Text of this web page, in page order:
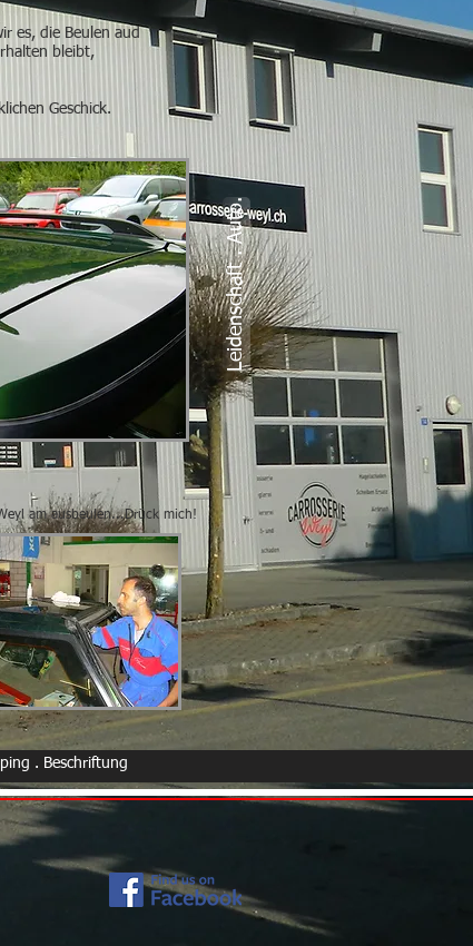
es, die Beulen aud
bleibt,
Geschick.
Leidenschaft . Auto.
am ausbeulen...Drück mich!
. Beschriftung